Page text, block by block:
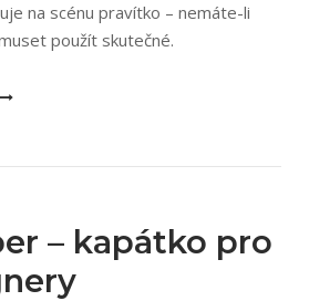
na scénu pravítko – nemáte-li
použít skutečné.
– kapátko pro